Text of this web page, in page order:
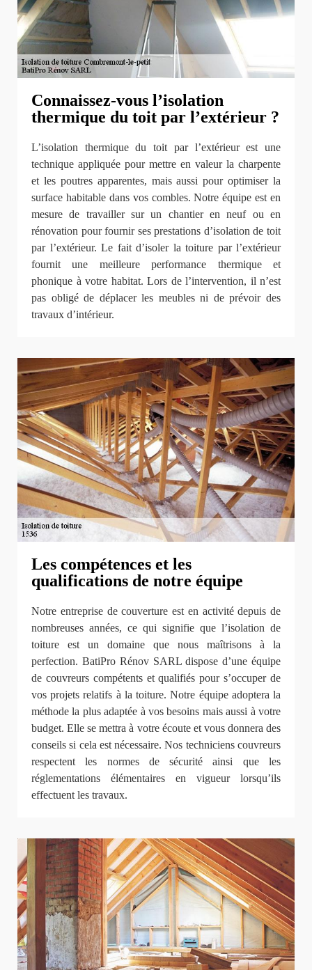
Connaissez-vous l’isolation
thermique du toit par l’extérieur ?
L’isolation thermique du toit par l’extérieur est une
technique appliquée pour mettre en valeur la charpente
et les poutres apparentes, mais aussi pour optimiser la
surface habitable dans vos combles. Notre équipe est en
mesure de travailler sur un chantier en neuf ou en
rénovation pour fournir ses prestations d’isolation de toit
par l’extérieur. Le fait d’isoler la toiture par l’extérieur
fournit une meilleure performance thermique et
phonique à votre habitat. Lors de l’intervention, il n’est
pas obligé de déplacer les meubles ni de prévoir des
travaux d’intérieur.
Les compétences et les
qualifications de notre équipe
Notre entreprise de couverture est en activité depuis de
nombreuses années, ce qui signifie que l’isolation de
toiture est un domaine que nous maîtrisons à la
perfection. BatiPro Rénov SARL dispose d’une équipe
de couvreurs compétents et qualifiés pour s’occuper de
vos projets relatifs à la toiture. Notre équipe adoptera la
méthode la plus adaptée à vos besoins mais aussi à votre
budget. Elle se mettra à votre écoute et vous donnera des
conseils si cela est nécessaire. Nos techniciens couvreurs
respectent les normes de sécurité ainsi que les
réglementations élémentaires en vigueur lorsqu’ils
effectuent les travaux.